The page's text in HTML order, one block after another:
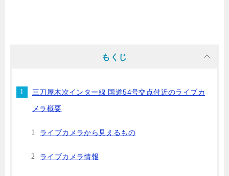
もくじ
三刀屋木次インター線 国道54号交点付近のライブカ
メラ概要
ライブカメラから見えるもの
ライブカメラ情報